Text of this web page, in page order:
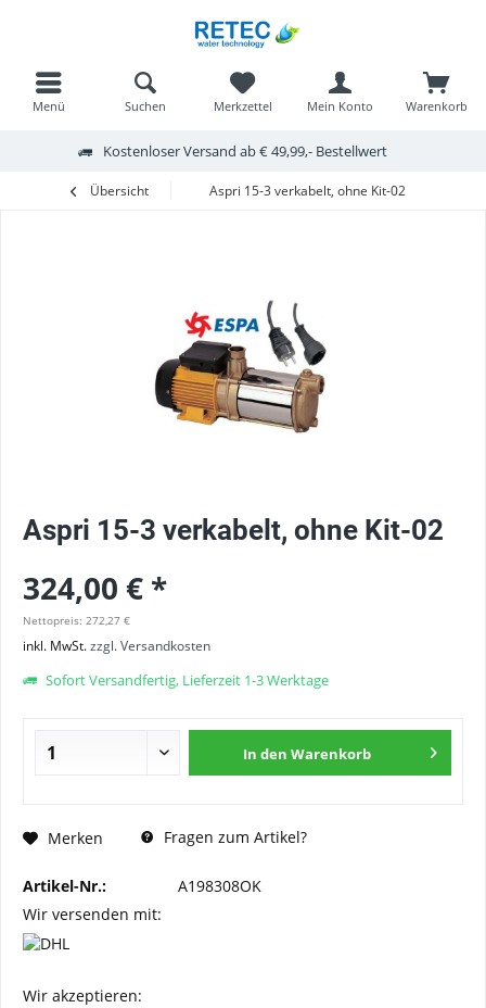
Kostenloser Versand ab € 49,99,- Bestellwert
Menü Warenkorb
Merkzettel Mein Konto
Suchen
Übersicht Aspri 15-3 verkabelt, ohne Kit-02
Aspri 15-3 verkabelt, ohne Kit-02
324,00 € *
Nettopreis: 272,27 €
inkl. MwSt.zzgl. Versandkosten
Sofort Versandfertig, Lieferzeit 1-3 Werktage
In den Warenkorb
Merken Fragen zum Artikel?
Artikel-Nr.:
A198308OK
Wir versenden mit:
Wir akzeptieren: